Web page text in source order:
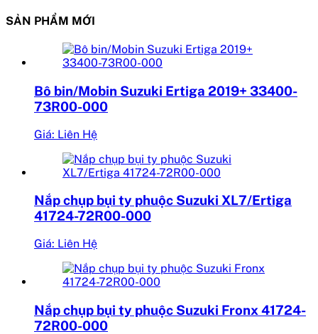
SẢN PHẨM MỚI
Bô bin/Mobin Suzuki Ertiga 2019+ 33400-
73R00-000
Giá: Liên Hệ
Nắp chụp bụi ty phuộc Suzuki XL7/Ertiga
41724-72R00-000
Giá: Liên Hệ
Nắp chụp bụi ty phuộc Suzuki Fronx 41724-
72R00-000